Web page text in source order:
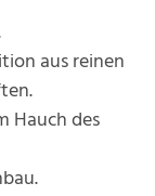
aus reinen
Hauch des